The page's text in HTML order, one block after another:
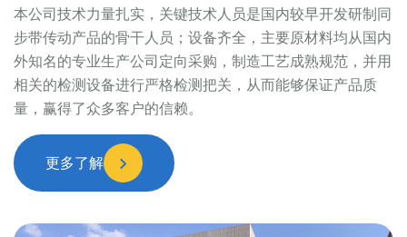
本公司技术力量扎实，关键技术人员是国内较早开发研制同
步带传动产品的骨干人员；设备齐全，主要原材料均从国内
外知名的专业生产公司定向采购，制造工艺成熟规范，并用
相关的检测设备进行严格检测把关，从而能够保证产品质
量，赢得了众多客户的信赖。
更多了解